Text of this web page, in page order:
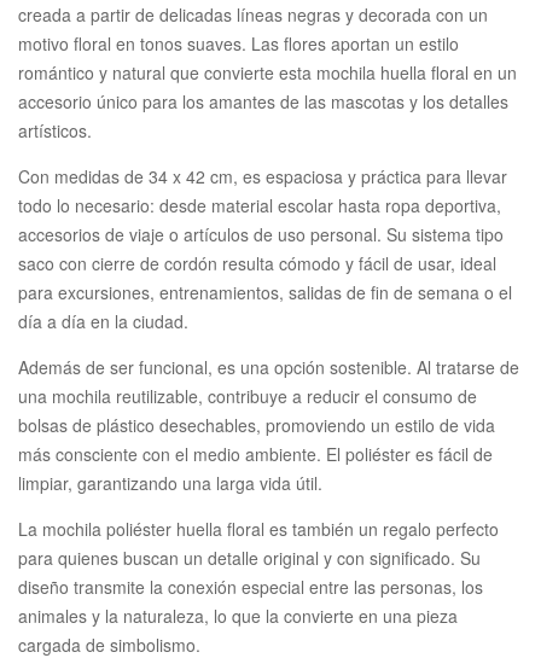
creada a partir de delicadas líneas negras y decorada con un
motivo floral en tonos suaves. Las flores aportan un estilo
romántico y natural que convierte esta mochila huella floral en un
accesorio único para los amantes de las mascotas y los detalles
artísticos.
Con medidas de 34 x 42 cm, es espaciosa y práctica para llevar
todo lo necesario: desde material escolar hasta ropa deportiva,
accesorios de viaje o artículos de uso personal. Su sistema tipo
saco con cierre de cordón resulta cómodo y fácil de usar, ideal
para excursiones, entrenamientos, salidas de fin de semana o el
día a día en la ciudad.
Además de ser funcional, es una opción sostenible. Al tratarse de
una mochila reutilizable, contribuye a reducir el consumo de
bolsas de plástico desechables, promoviendo un estilo de vida
más consciente con el medio ambiente. El poliéster es fácil de
limpiar, garantizando una larga vida útil.
La mochila poliéster huella floral es también un regalo perfecto
para quienes buscan un detalle original y con significado. Su
diseño transmite la conexión especial entre las personas, los
animales y la naturaleza, lo que la convierte en una pieza
cargada de simbolismo.